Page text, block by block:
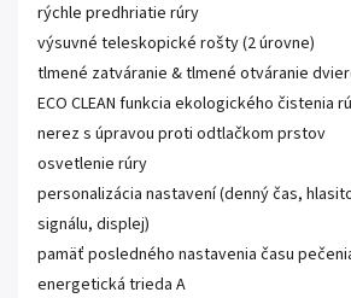
rýchle predhriatie rúry
výsuvné teleskopické rošty (2 úrovne)
tlmené zatváranie & tlmené otváranie
ECO CLEAN funkcia ekologického čistenia
nerez s úpravou proti odtlačkom prstov
osvetlenie rúry
personalizácia nastavení (denný čas,
signálu, displej)
pamäť posledného nastavenia času
energetická trieda A